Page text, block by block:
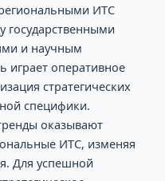
ИТС
государственными
и научным
оперативное
стратегических
специфики.
оказывают
ИТС, изменяя
Для успешной